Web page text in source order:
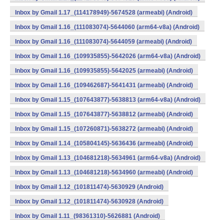
Inbox by Gmail 1.17_(114178949)-5674528 (armeabi) (Android)
Inbox by Gmail 1.16_(111083074)-5644060 (arm64-v8a) (Android)
Inbox by Gmail 1.16_(111083074)-5644059 (armeabi) (Android)
Inbox by Gmail 1.16_(109935855)-5642026 (arm64-v8a) (Android)
Inbox by Gmail 1.16_(109935855)-5642025 (armeabi) (Android)
Inbox by Gmail 1.16_(109462687)-5641431 (armeabi) (Android)
Inbox by Gmail 1.15_(107643877)-5638813 (arm64-v8a) (Android)
Inbox by Gmail 1.15_(107643877)-5638812 (armeabi) (Android)
Inbox by Gmail 1.15_(107260871)-5638272 (armeabi) (Android)
Inbox by Gmail 1.14_(105804145)-5636436 (armeabi) (Android)
Inbox by Gmail 1.13_(104681218)-5634961 (arm64-v8a) (Android)
Inbox by Gmail 1.13_(104681218)-5634960 (armeabi) (Android)
Inbox by Gmail 1.12_(101811474)-5630929 (Android)
Inbox by Gmail 1.12_(101811474)-5630928 (Android)
Inbox by Gmail 1.11_(98361310)-5626881 (Android)